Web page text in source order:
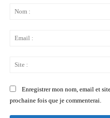
Enregistrer mon nom, email et
prochaine fois que je commenterai.